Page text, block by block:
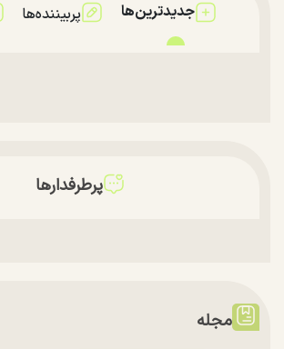
جدیدترین‌ها پربیننده‌ها
پرطرفدارها
مجله